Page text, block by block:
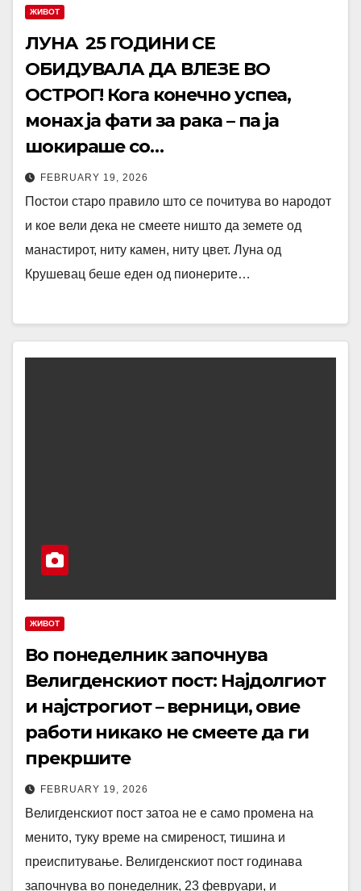
ЖИВОТ
ЛУНА 25 ГОДИНИ СЕ
ОБИДУВАЛА ДА ВЛЕЗЕ ВО
ОСТРОГ! Кога конечно успеа,
монах ја фати за рака – па ја
шокираше со…
FEBRUARY 19, 2026
Постои старо правило што се почитува во народот
и кое вели дека не смеете ништо да земете од
манастирот, ниту камен, ниту цвет. Луна од
Крушевац беше еден од пионерите…
ЖИВОТ
Во понеделник започнува
Велигденскиот пост: Најдолгиот
и најстрогиот – верници, овие
работи никако не смеете да ги
прекршите
FEBRUARY 19, 2026
Велигденскиот пост затоа не е само промена на
менито, туку време на смиреност, тишина и
преиспитување. Велигденскиот пост годинава
започнува во понеделник, 23 февруари, и